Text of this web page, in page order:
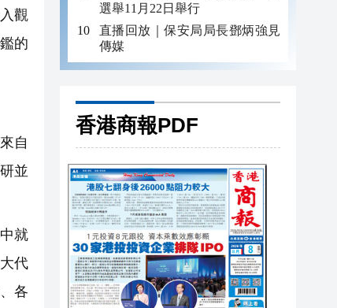
觀
的
自
並
就
代
各
選舉11月22日舉行
直播回放｜保安局局長鄧炳強見
傳媒
香港商報PDF